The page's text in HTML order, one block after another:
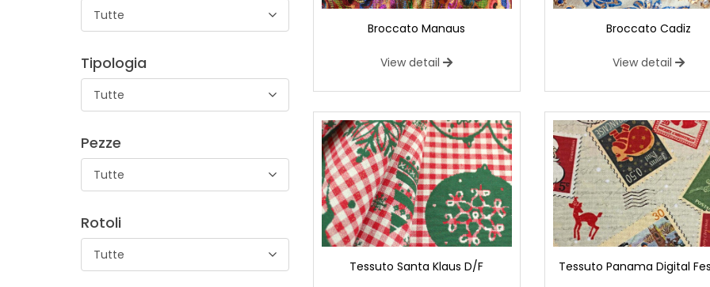
Broccato Manaus
View detail
Broccato Cadiz
View detail
Tessuto Santa Klaus D/F Tessuto Panama Digital
Tutte
Tipologia
Tutte
Pezze
Tutte
Rotoli
Tutte